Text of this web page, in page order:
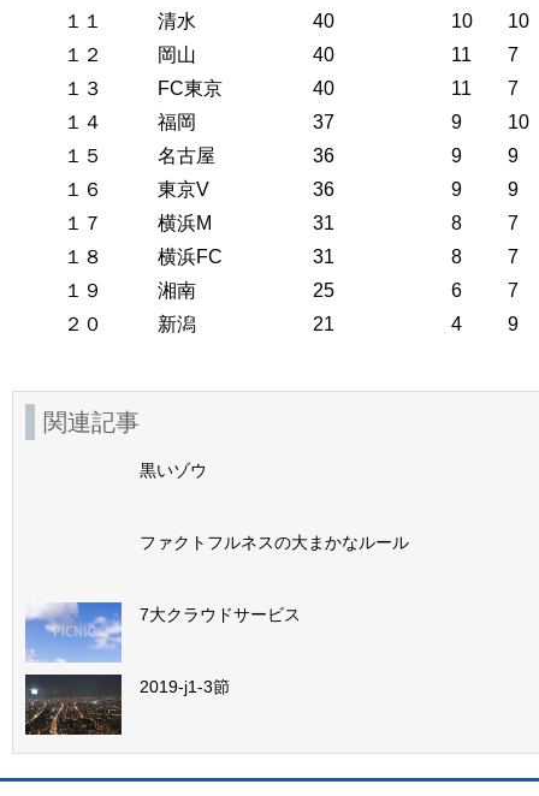
１１
清水 40 10
10
１２
岡山 40 11
7
１３
FC東京 40 11
7
１４
福岡 37 9
10
１５
名古屋 36 9
9
１６
東京V 36 9
9
１７
横浜M 31 8
7
１８
横浜FC 31 8
7
１９
湘南 25 6
7
２０
新潟 21 4 9
関連記事
黒いゾウ
ファクトフルネスの大まかなルール
7大クラウドサービス
2019-j1-3節